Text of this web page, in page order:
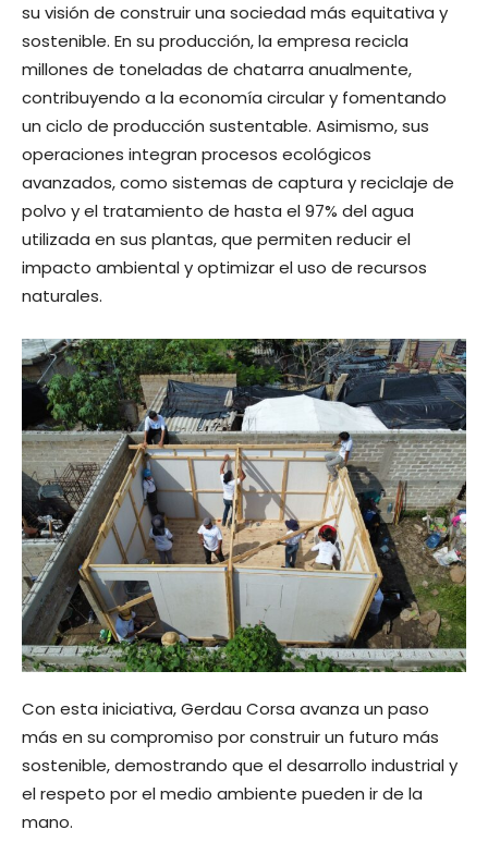
su visión de construir una sociedad más equitativa y
sostenible. En su producción, la empresa recicla
millones de toneladas de chatarra anualmente,
contribuyendo a la economía circular y fomentando
un ciclo de producción sustentable. Asimismo, sus
operaciones integran procesos ecológicos
avanzados, como sistemas de captura y reciclaje de
polvo y el tratamiento de hasta el 97% del agua
utilizada en sus plantas, que permiten reducir el
impacto ambiental y optimizar el uso de recursos
naturales.
Con esta iniciativa, Gerdau Corsa avanza un paso
más en su compromiso por construir un futuro más
sostenible, demostrando que el desarrollo industrial y
el respeto por el medio ambiente pueden ir de la
mano.